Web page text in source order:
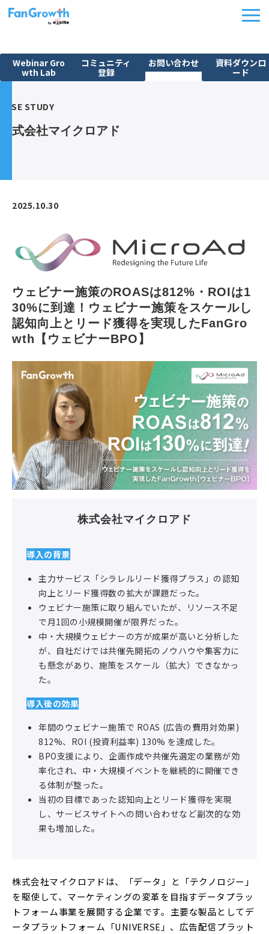
Webinar Gro
wth Lab
コミュニティ
登録
お問い合わせ
資料ダウンロ
ード
課題から探す
FanGrowth Studio
CASE STUDY
株式会社マイクロアド
2025.10.30
ウェビナー施策のROASは812%・ROIは1
30%に到達！ウェビナー施策をスケールし
認知向上とリード獲得を実現したFanGro
wth【ウェビナーBPO】
株式会社マイクロアド
導入の背景
主力サービス「シラレルリード獲得プラス」の認知
向上とリード獲得数の拡大が課題だった。
ウェビナー施策に取り組んでいたが、リソース不足
で月1回の小規模開催が限界だった。
中・大規模ウェビナーの方が成果が高いと分析した
が、自社だけでは共催先開拓のノウハウや集客力に
も懸念があり、施策をスケール（拡大）できなかっ
た。
導入後の効果
年間のウェビナー施策で ROAS (広告の費用対効果)
812%、ROI (投資利益率) 130% を達成した。
BPO支援により、企画作成や共催先選定の業務が効
率化され、中・大規模イベントを継続的に開催でき
る体制が整った。
当初の目標であった認知向上とリード獲得を実現
し、サービスサイトへの問い合わせなど副次的な効
果も増加した。
株式会社マイクロアドは、「データ」と「テクノロジー」
を駆使して、マーケティングの変革を目指すデータプラッ
トフォーム事業を展開する企業です。主要な製品としてデ
ータプラットフォーム「UNIVERSE」、広告配信プラット